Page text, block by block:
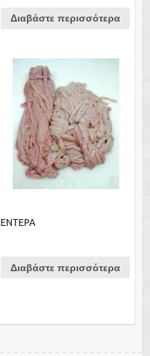
Διαβάστε περισσότερα
ΕΝΤΕΡΑ
Διαβάστε περισσότερα